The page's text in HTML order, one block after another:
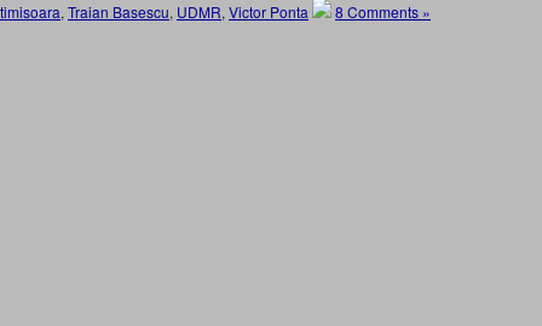
timisoara, Traian Basescu, UDMR, Victor Ponta 8 Comments »